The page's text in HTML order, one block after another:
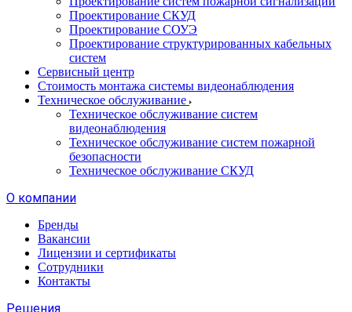
Проектирование СКУД
Проектирование СОУЭ
Проектирование структурированных кабельных
систем
Сервисный центр
Стоимость монтажа системы видеонаблюдения
Техническое обслуживание
Техническое обслуживание систем
видеонаблюдения
Техническое обслуживание систем пожарной
безопасности
Техническое обслуживание СКУД
О компании
Бренды
Вакансии
Лицензии и сертификаты
Сотрудники
Контакты
Решения